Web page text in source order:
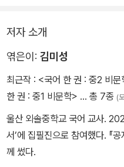
어 엄선하였다. 또한 개정 중학
이 작품 선별, 활동 구안, 문제
저자 소개
엮은이: 김미성
최근작 : <국어 한 권 : 중2 비문
한 권 : 중1 비문학> … 총 7종 (
울산 외솔중학교 국어 교사.
서’에 집필진으로 참여했다. 『
께 썼다.